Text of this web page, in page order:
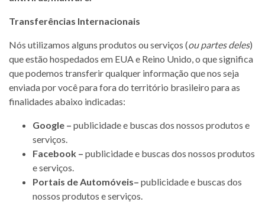
Transferências Internacionais
Nós utilizamos alguns produtos ou serviços (ou partes deles)
que estão hospedados em EUA e Reino Unido, o que significa
que podemos transferir qualquer informação que nos seja
enviada por você para fora do território brasileiro para as
finalidades abaixo indicadas:
Google – publicidade e buscas dos nossos produtos e
serviços.
Facebook – publicidade e buscas dos nossos produtos
e serviços.
Portais de Automóveis– publicidade e buscas dos
nossos produtos e serviços.